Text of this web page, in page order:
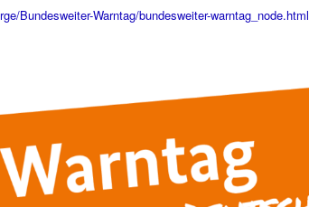
Bundesweiter-Warntag/bundesweiter-warntag_node.html